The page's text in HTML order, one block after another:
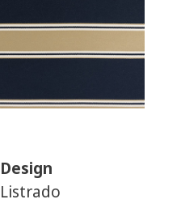
Design
Listrado